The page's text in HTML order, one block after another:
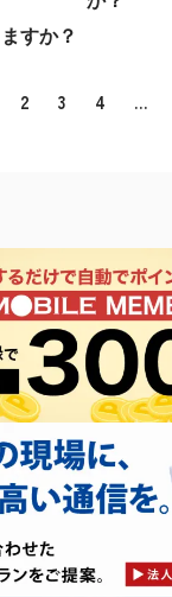
すか？
2 3 4 …